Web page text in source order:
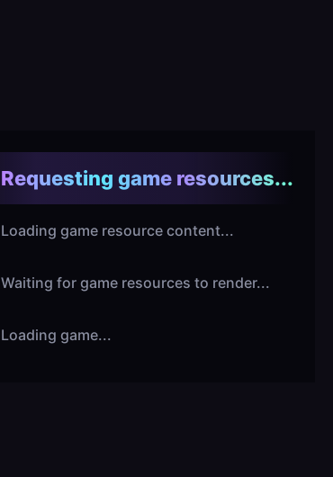
Requesting game resources...
Loading game resource content...
Waiting for game resources to render...
Loading game...